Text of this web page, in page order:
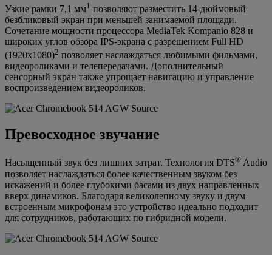
Узкие рамки 7,1 мм1 позволяют разместить 14-дюймовый
безбликовый экран при меньшей занимаемой площади.
Сочетание мощности процессора MediaTek Kompanio 828 и
широких углов обзора IPS-экрана с разрешением Full HD
(1920х1080)2 позволяет наслаждаться любимыми фильмами,
видеороликами и телепередачами. Дополнительный
сенсорный экран также упрощает навигацию и управление
воспроизведением видеороликов.
Превосходное звучание
Насыщенный звук без лишних затрат. Технология DTS® Audio
позволяет наслаждаться более качественным звуком без
искажений и более глубокими басами из двух направленных
вверх динамиков. Благодаря великолепному звуку и двум
встроенным микрофонам это устройство идеально подходит
для сотрудников, работающих по гибридной модели.